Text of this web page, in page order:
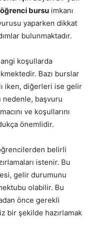
öğrenci bursu imkanı
yaparken dikkat
bulunmaktadır.
koşullarda
Bazı burslar
iken, diğerleri ise gelir
başvuru
ve koşullarını
önemlidir.
belirli
istenir. Bu
gelir durumunu
olabilir. Bu
önce gerekli
bir şekilde hazırlamak